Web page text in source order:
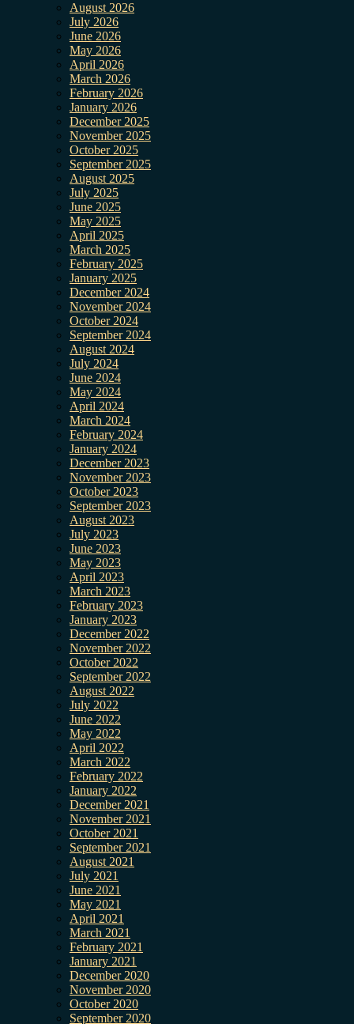
August 2026
July 2026
June 2026
May 2026
April 2026
March 2026
February 2026
January 2026
December 2025
November 2025
October 2025
September 2025
August 2025
July 2025
June 2025
May 2025
April 2025
March 2025
February 2025
January 2025
December 2024
November 2024
October 2024
September 2024
August 2024
July 2024
June 2024
May 2024
April 2024
March 2024
February 2024
January 2024
December 2023
November 2023
October 2023
September 2023
August 2023
July 2023
June 2023
May 2023
April 2023
March 2023
February 2023
January 2023
December 2022
November 2022
October 2022
September 2022
August 2022
July 2022
June 2022
May 2022
April 2022
March 2022
February 2022
January 2022
December 2021
November 2021
October 2021
September 2021
August 2021
July 2021
June 2021
May 2021
April 2021
March 2021
February 2021
January 2021
December 2020
November 2020
October 2020
September 2020